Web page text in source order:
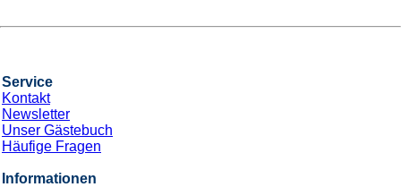
Service
Kontakt
Newsletter
Unser Gästebuch
Häufige Fragen
Informationen